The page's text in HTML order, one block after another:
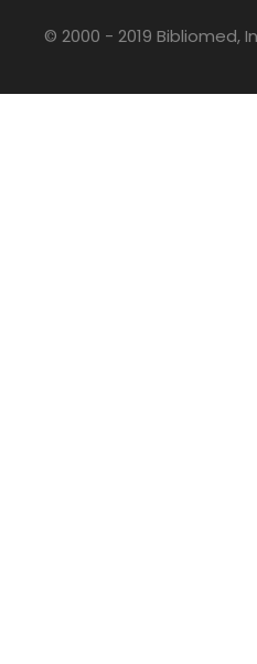
© 2000 - 2019 Bibliomed,